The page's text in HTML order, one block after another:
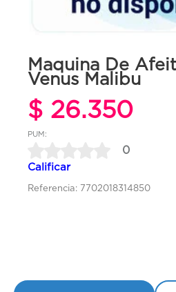
Maquina De
Venus Malibu
$ 26.350
PUM:
0
Calificar
Referencia: 7702018314850